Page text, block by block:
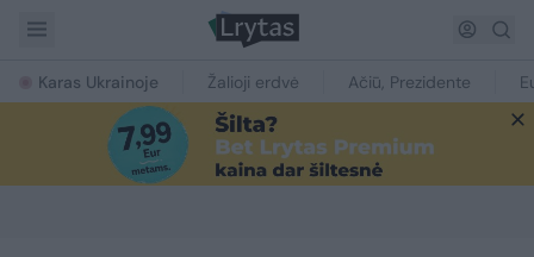
Karas Ukrainoje Žalioji erdvė Ačiū, Prezidente